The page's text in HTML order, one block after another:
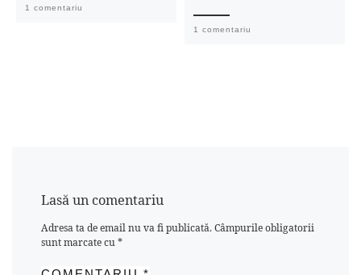
1 comentariu
1 comentariu
Lasă un comentariu
Adresa ta de email nu va fi publicată.Câmpurile obligatorii
sunt marcate cu*